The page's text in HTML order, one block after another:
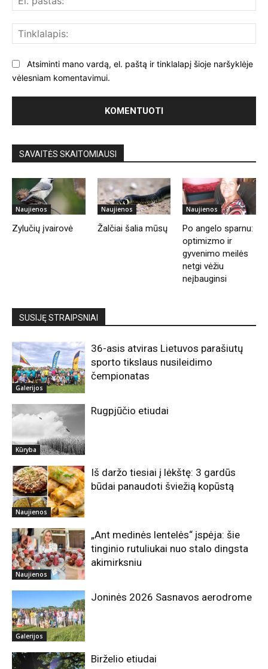
Atsiminti mano vardą, el. paštą ir tinklalapį šioje naršyklėje
vėlesniam komentavimui.
SAVAITĖS SKAITOMIAUSI
Naujienos
Zylučių įvairovė
Naujienos
Žalčiai šalia mūsų
Naujienos
Po angelo sparnu:
optimizmo ir
gyvenimo meilės
netgi vėžiu
neįbauginsi
SUSIJĘ STRAIPSNIAI
Galerijos
36-asis atviras Lietuvos parašiutų
sporto tikslaus nusileidimo
čempionatas
Kūryba
Rugpjūčio etiudai
Naujienos
Iš daržo tiesiai į lėkštę: 3 gardūs
būdai panaudoti šviežią kopūstą
Naujienos
„Ant medinės lentelės“ įspėja: šie
tinginio rutuliukai nuo stalo dingsta
akimirksniu
Galerijos
Joninės 2026 Sasnavos aerodrome
Birželio etiudai